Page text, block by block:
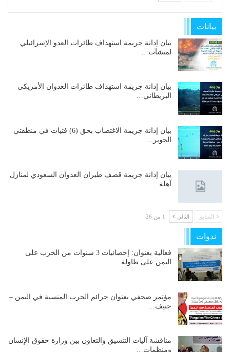
بيانات
بيان إدانة جريمة استهداف طائرات العدو الإسرائيلي
لمنشآت…
بيان إدانة جريمة استهداف طائرات العدوان الأمريكي
البريطاني…
بيان إدانة جريمة الاغتصاب بحق (6) فتيات في منطقتي
الجوير…
بيان إدانة جريمة قصف طيران العدوان السعودي لمنازل
آهلة…
السابق التالي 1 من 26
ندوات
فعالية بعنوان: إحصائيات 3 سنوات من الحرب على
اليمن على طاولة…
مؤتمر صحفي بعنوان جرائم الحرب المنسية في اليمن –
جنيف…
مناقشة آليات التنسيق والتعاون بين وزارة حقوق الإنسان
ومنظمات…